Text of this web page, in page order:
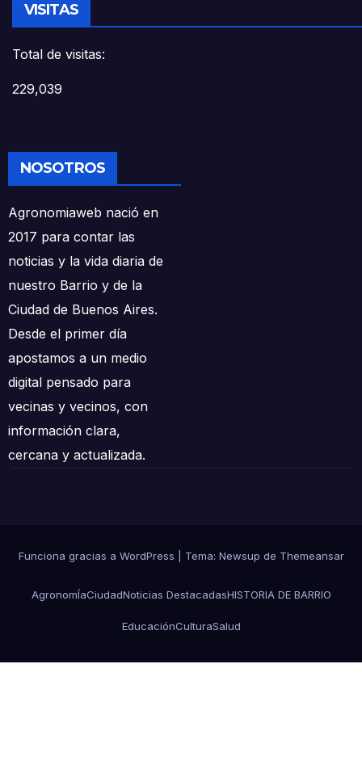
VISITAS
Total de visitas:
229,039
NOSOTROS
Agronomiaweb nació en
2017 para contar las
noticias y la vida diaria de
nuestro Barrio y de la
Ciudad de Buenos Aires.
Desde el primer día
apostamos a un medio
digital pensado para
vecinas y vecinos, con
información clara,
cercana y actualizada.
Funciona gracias a WordPress Tema: Newsup de Themeansar
AgronomÍaCiudadNoticias DestacadasHISTORIA DE BARRIO
EducaciónCulturaSalud